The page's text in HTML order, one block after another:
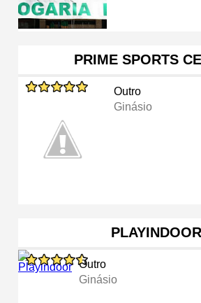
PRIME SPORTS
Outro
Ginásio
PLAYINDOOR
Outro
Ginásio